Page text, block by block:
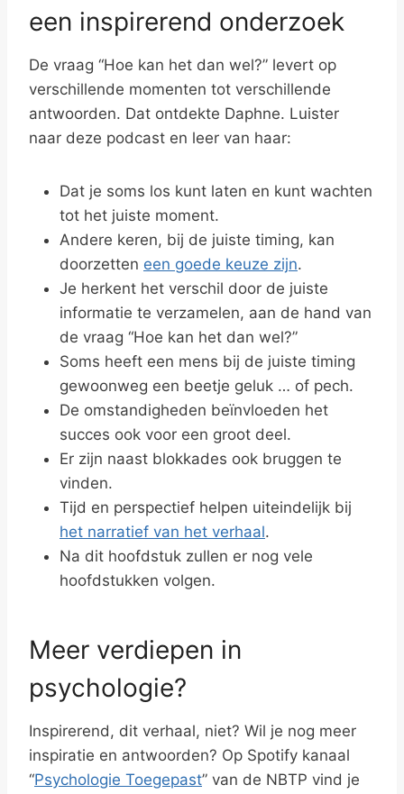
een inspirerend onderzoek
De vraag “Hoe kan het dan wel?” levert op
verschillende momenten tot verschillende
antwoorden. Dat ontdekte Daphne. Luister
naar deze podcast en leer van haar:
Dat je soms los kunt laten en kunt wachten
tot het juiste moment.
Andere keren, bij de juiste timing, kan
doorzetten een goede keuze zijn.
Je herkent het verschil door de juiste
informatie te verzamelen, aan de hand van
de vraag “Hoe kan het dan wel?”
Soms heeft een mens bij de juiste timing
gewoonweg een beetje geluk … of pech.
De omstandigheden beïnvloeden het
succes ook voor een groot deel.
Er zijn naast blokkades ook bruggen te
vinden.
Tijd en perspectief helpen uiteindelijk bij
het narratief van het verhaal.
Na dit hoofdstuk zullen er nog vele
hoofdstukken volgen.
Meer verdiepen in
psychologie?
Inspirerend, dit verhaal, niet? Wil je nog meer
inspiratie en antwoorden? Op Spotify kanaal
“Psychologie Toegepast” van de NBTP vind je